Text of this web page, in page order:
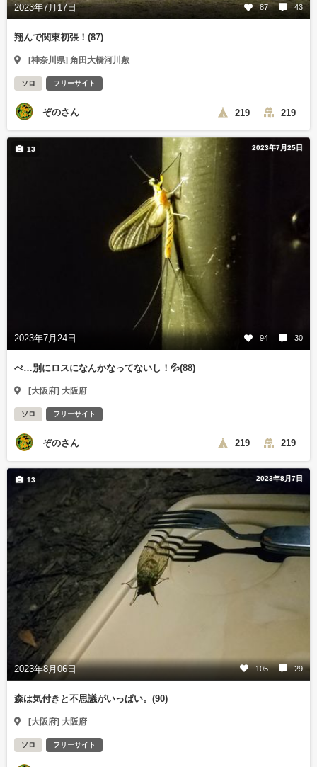
2023年7月17日 87 43
翔んで関東初張！(87)
[神奈川県] 角田大橋河川敷
ソロ フリーサイト
ぞのさん 219 219
2023年7月25日
2023年7月24日 94 30
13
べ…別にロスになんかなってないし！💦(88)
[大阪府] 大阪府
ソロ フリーサイト
ぞのさん 219 219
2023年8月7日
2023年8月06日 105 29
13
森は気付きと不思議がいっぱい。(90)
[大阪府] 大阪府
ソロ フリーサイト